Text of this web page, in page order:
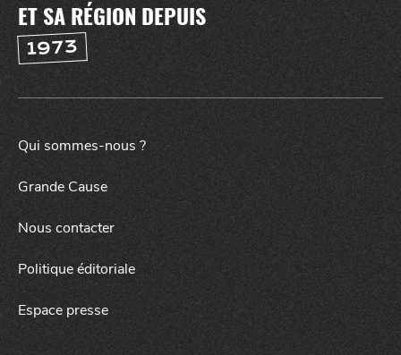
ET SA RÉGION DEPUIS
1973
Qui sommes-nous ?
Grande Cause
Nous contacter
Politique éditoriale
Espace presse